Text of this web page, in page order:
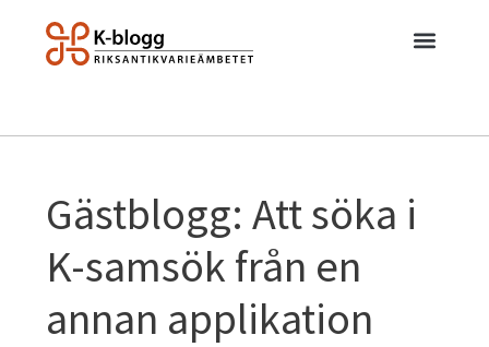
Gästblogg: Att söka i
K-samsök från en
annan applikation